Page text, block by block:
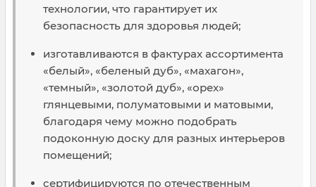
технологии, что гарантирует их
безопасность для здоровья людей;
изготавливаются в фактурах ассортимента
«белый», «беленый дуб», «махагон»,
«темный», «золотой дуб», «орех»
глянцевыми, полуматовыми и матовыми,
благодаря чему можно подобрать
подоконную доску для разных интерьеров
помещений;
сертифицируются по отечественным